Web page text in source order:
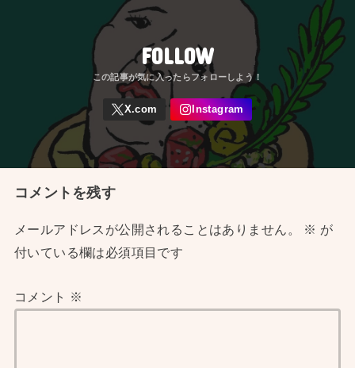
FOLLOW
コメントを残す
メールアドレスが公開されることはありません。 ※ が
付いている欄は必須項目です
コメント ※